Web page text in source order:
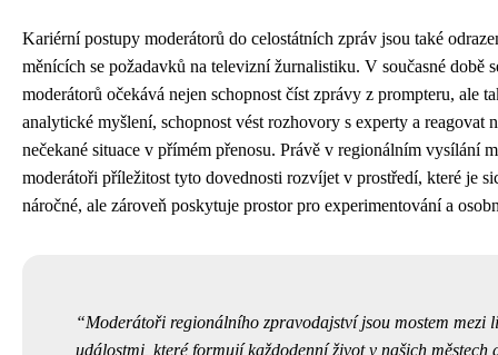
Kariérní postupy moderátorů do celostátních zpráv jsou také
měnících se požadavků na televizní žurnalistiku. V současné době
moderátorů očekává nejen schopnost číst zprávy z prompteru, ale
analytické myšlení, schopnost vést rozhovory s experty a reagovat
nečekané situace v přímém přenosu. Právě v regionálním vysílání
moderátoři příležitost tyto dovednosti rozvíjet v prostředí, které je
náročné, ale zároveň poskytuje prostor pro experimentování a
Moderátoři regionálního zpravodajství jsou mostem mezi
událostmi, které formují každodenní život v našich městech